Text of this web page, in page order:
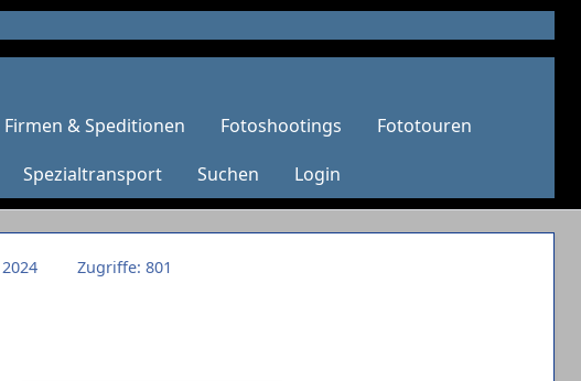
Firmen & Speditionen Fotoshootings
Fototouren
Spezialtransport Suchen Login
Zugriffe: 801